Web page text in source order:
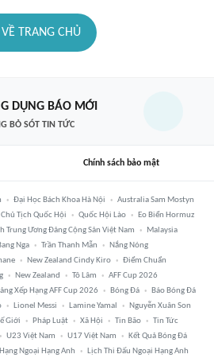
VỀ TRANG CHỦ
DỤNG BÁO MỚI
BỎ SÓT TIN TỨC
Chính sách bảo mật
Đại Học Bách Khoa Hà Nội
Australia Sam Mostyn
Chủ Tịch Quốc Hội Quốc Hội Lào
Eo Biển Hormuz
Trung Ương Đảng Cộng Sản Việt Nam
Malaysia
Nga Trần Thanh Mẫn
Nắng Nóng
New Zealand Cindy Kiro
Điểm Chuẩn
New Zealand Tô Lâm
AFF Cup 2026
Xếp Hạng AFF Cup 2026 Bóng Đá
Báo Bóng Đá
Lionel Messi Lamine Yamal
Nguyễn Xuân Son
Giới Pháp Luật Xã Hội Tin Bão
Tin Tức
U23 Việt Nam U17 Việt Nam
Kết Quả Bóng Đá
Ngoại Hạng Anh Lịch Thi Đấu Ngoại Hạng Anh